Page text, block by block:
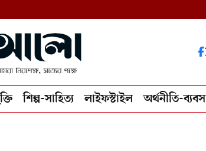
শিল্প-সাহিত্য লাইফস্টাইল অর্থনীতি-